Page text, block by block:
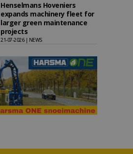
Henselmans Hoveniers
expands machinery fleet for
larger green maintenance
projects
21-07-2026 | NEWS